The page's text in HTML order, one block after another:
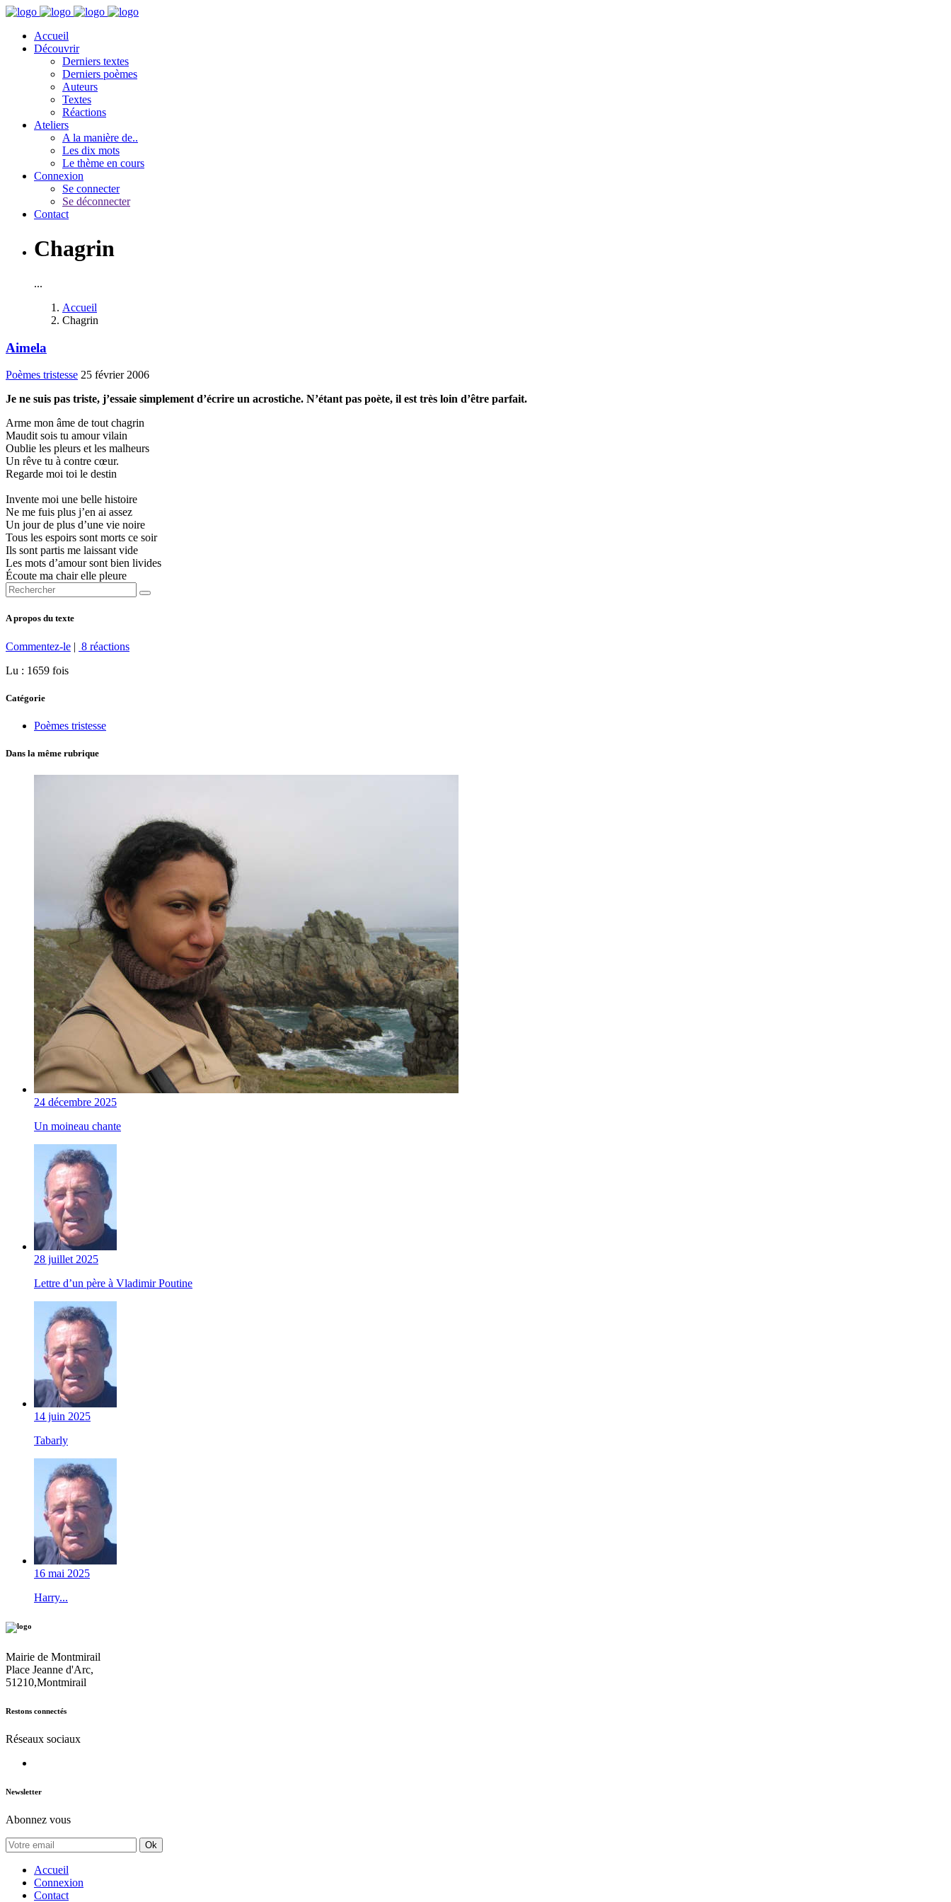
Accueil
Découvrir
Derniers textes
Derniers poèmes
Auteurs
Textes
Réactions
Ateliers
A la manière de..
Les dix mots
Le thème en cours
Connexion
Se connecter
Se déconnecter
Contact
Chagrin
...
Accueil
Chagrin
Aimela
Poèmes tristesse 25 février 2006
Je ne suis pas triste, j’essaie simplement d’écrire un acrostiche. N’étant pas poète, il est très loin d’être parfait.
Arme mon âme de tout chagrin
Maudit sois tu amour vilain
Oublie les pleurs et les malheurs
Un rêve tu à contre cœur.
Regarde moi toi le destin
Invente moi une belle histoire
Ne me fuis plus j’en ai assez
Un jour de plus d’une vie noire
Tous les espoirs sont morts ce soir
Ils sont partis me laissant vide
Les mots d’amour sont bien livides
Écoute ma chair elle pleure
A propos du texte
Commentez-le | 8 réactions
Lu : 1659 fois
Catégorie
Poèmes tristesse
Dans la même rubrique
24 décembre 2025
Un moineau chante
28 juillet 2025
Lettre d’un père à Vladimir Poutine
14 juin 2025
Tabarly
16 mai 2025
Harry...
Mairie de Montmirail
Place Jeanne d'Arc,
51210,Montmirail
Restons connectés
Réseaux sociaux
Newsletter
Abonnez vous
Ok
Accueil
Connexion
Contact